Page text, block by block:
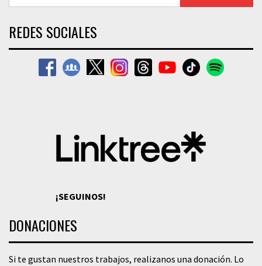
REDES SOCIALES
¡SEGUINOS!
DONACIONES
Si te gustan nuestros trabajos, realizanos una donación. Lo